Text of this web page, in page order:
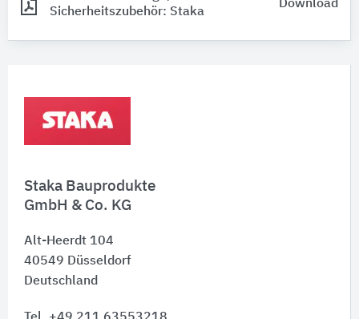
Staka Bauprodukte
GmbH & Co. KG
Alt-Heerdt 104
40549 Düsseldorf
Deutschland
Sicherheitszubehör: Staka
Download